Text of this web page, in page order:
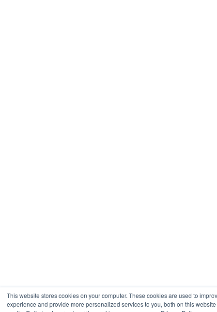
This website stores cookies on your computer. These cookies are used to
experience and provide more personalized services to you, both on this